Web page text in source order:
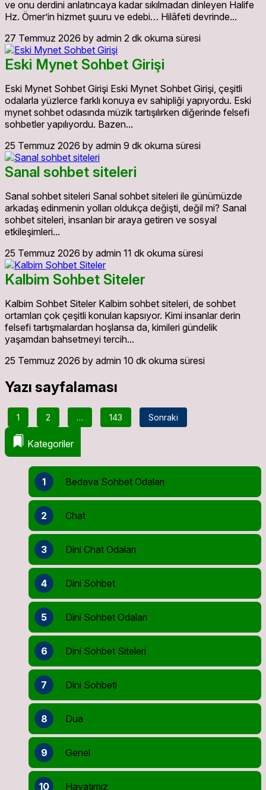
ve onu derdini anlatıncaya kadar sıkılmadan dinleyen Halife
Hz. Ömer’in hizmet şuuru ve edebi… Hilâfeti devrinde...
27 Temmuz 2026 by admin 2 dk okuma süresi
Eski Mynet Sohbet Girişi
Eski Mynet Sohbet Girişi Eski Mynet Sohbet Girişi, çeşitli
odalarla yüzlerce farklı konuya ev sahipliği yapıyordu. Eski
mynet sohbet odasında müzik tartışılırken diğerinde felsefi
sohbetler yapılıyordu. Bazen...
25 Temmuz 2026 by admin 9 dk okuma süresi
Sanal sohbet siteleri
Sanal sohbet siteleri Sanal sohbet siteleri ile günümüzde
arkadaş edinmenin yolları oldukça değişti, değil mi? Sanal
sohbet siteleri, insanları bir araya getiren ve sosyal
etkileşimleri...
25 Temmuz 2026 by admin 11 dk okuma süresi
Kalbim Sohbet Siteler
Kalbim Sohbet Siteler Kalbim sohbet siteleri, de sohbet
ortamları çok çeşitli konuları kapsıyor. Kimi insanlar derin
felsefi tartışmalardan hoşlansa da, kimileri gündelik
yaşamdan bahsetmeyi tercih...
25 Temmuz 2026 by admin 10 dk okuma süresi
Yazı sayfalaması
1 2 … 143 Sonraki
Kategoriler
1 Bedava Sohbet Odaları
2 Chat
3 Dini Chat Odaları
4 Dini Sohbet
5 Dini Sohbet Odaları
6 Dini Sohbet Siteleri
7 Dini Sohbeti
8 Dua
9 Genel
10 Hayatımız